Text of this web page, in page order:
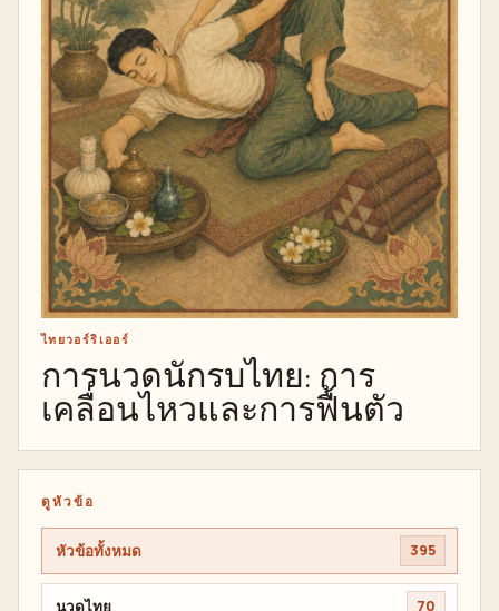
ไทยวอร์ริเออร์
การนวดนักรบไทย: การ
เคลื่อนไหวและการฟื้นตัว
ดูหัวข้อ
หัวข้อทั้งหมด 395
นวดไทย 70